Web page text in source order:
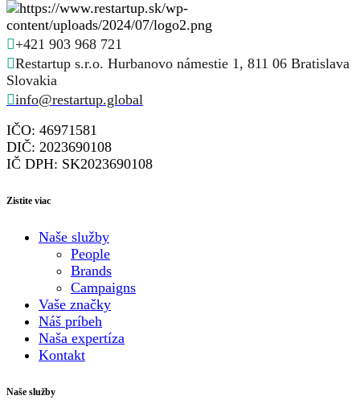
+421 903 968 721
Restartup s.r.o. Hurbanovo námestie 1, 811 06 Bratislava
Slovakia
info@restartup.global
IČO: 46971581
DIČ: 2023690108
IČ DPH: SK2023690108
Zistite viac
Naše služby
People
Brands
Campaigns
Vaše značky
Náš príbeh
Naša expertíza
Kontakt
Naše služby